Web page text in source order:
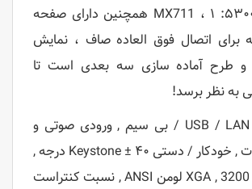
کنتراست بالا ۵۳۰۰: ۱ ، MX711 همچنین دارای صفحه
برای اتصال فوق العاده صاف ، نمایش
و طرح آماده سازی سه بعدی است تا
به نظر برسد!
صفحه نمایش USB / LAN / بی سیم , ورودی صوتی و
میکروفون ۱۰ وات , خودکار / دستی Keystone ± ۴۰ درجه ,
دارای رزولوشن XGA , 3200 لومن ANSI , نسبت کنتراست